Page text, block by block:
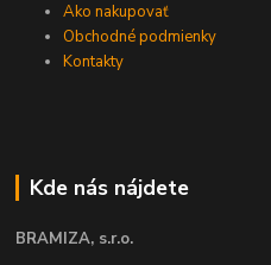
Ako nakupovať
Obchodné podmienky
Kontakty
Kde nás nájdete
BRAMIZA, s.r.o.